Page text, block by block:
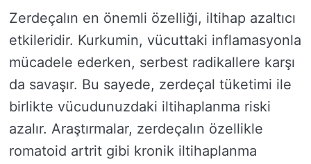
Zerdeçalın en önemli özelliği, iltihap azaltıcı
etkileridir. Kurkumin, vücuttaki inflamasyonla
mücadele ederken, serbest radikallere karşı
da savaşır. Bu sayede, zerdeçal tüketimi ile
birlikte vücudunuzdaki iltihaplanma riski
azalır. Araştırmalar, zerdeçalın özellikle
romatoid artrit gibi kronik iltihaplanma